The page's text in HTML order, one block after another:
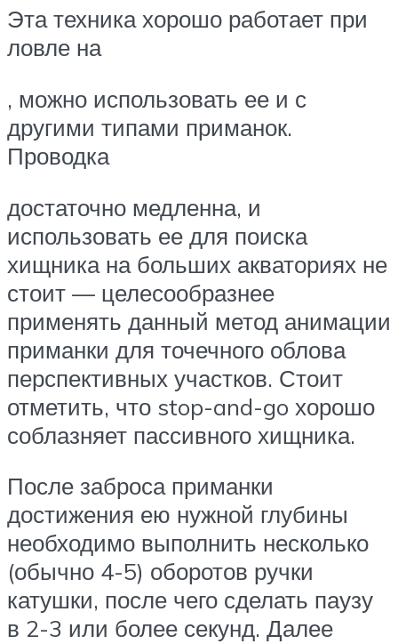
Эта техника хорошо работает при
ловле на
, можно использовать ее и с
другими типами приманок.
Проводка
достаточно медленна, и
использовать ее для поиска
хищника на больших акваториях не
стоит — целесообразнее
применять данный метод анимации
приманки для точечного облова
перспективных участков. Стоит
отметить, что stop-and-go хорошо
соблазняет пассивного хищника.
После заброса приманки
достижения ею нужной глубины
необходимо выполнить несколько
(обычно 4-5) оборотов ручки
катушки, после чего сделать паузу
в 2-3 или более секунд. Далее